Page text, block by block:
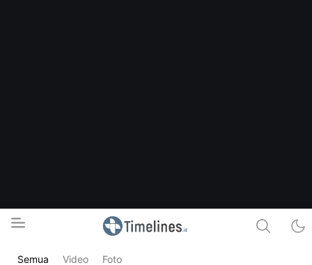
Timelines.id
Media Literasi, Sejarah & Budaya
Semua Video Foto